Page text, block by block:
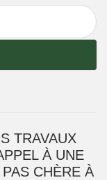
TRAVAUX
À UNE
CHÈRE À